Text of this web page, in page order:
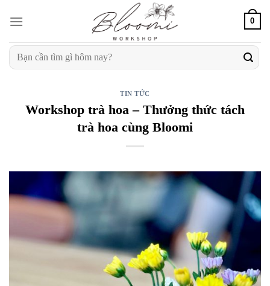
0
Search
for:
TIN TỨC
Workshop trà hoa – Thưởng thức tách
trà hoa cùng Bloomi